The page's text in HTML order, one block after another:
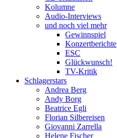
Kolumne
Audio-Interviews
und noch viel mehr
Gewinnspiel
Konzertberichte
ESC
Glückwunsch!
TV-Kritik
Schlagerstars
Andrea Berg
Andy Borg
Beatrice Egli
Florian Silbereisen
Giovanni Zarrella
Helene Fischer